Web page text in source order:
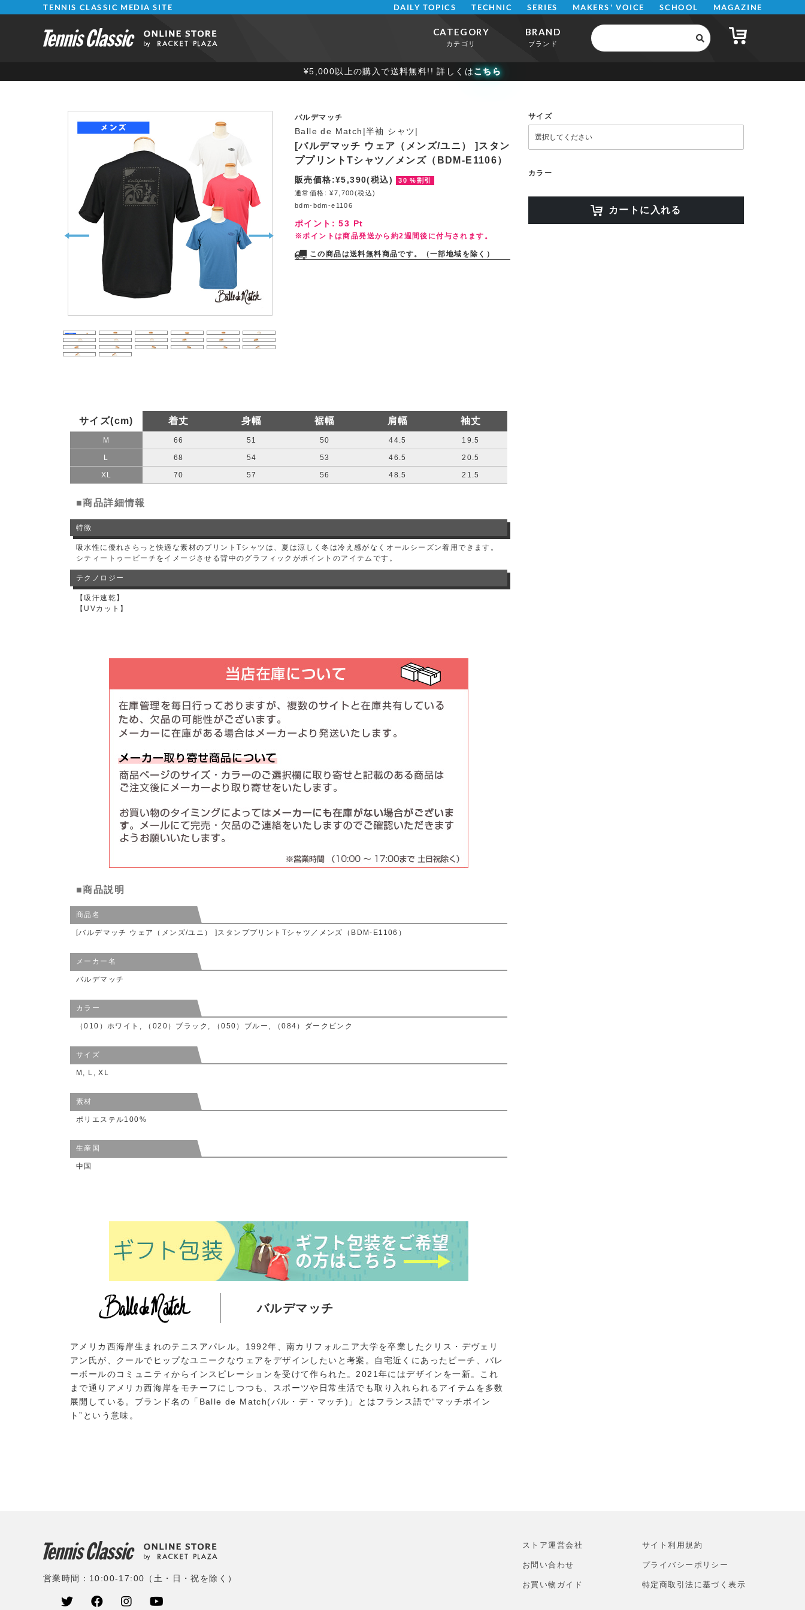
¥5,000以上の購入で送料無料!! 詳しくはこちら
TENNIS CLASSIC MEDIA SITE DAILY TOPICS TECHNIC SERIES MAKERS' VOICE SCHOOL MAGAZINE
CATEGORY
カテゴリ
BRAND
ブランド
バルデマッチ
Balle de Match|半袖 シャツ|
[バルデマッチ ウェア（メンズ/ユニ） ]スタン
ププリントTシャツ／メンズ（BDM-E1106）
販売価格:¥5,390(税込)
30 %割引
通常価格: ¥7,700(税込)
bdm-bdm-e1106
ポイント:53 Pt
※ポイントは商品発送から約2週間後に付与されます。
この商品は送料無料商品です。（一部地域を除く）
サイズ
カラー
カートに入れる
サイズ(cm) 着丈 身幅 裾幅 肩幅 袖丈
M 66 51 50 44.5 19.5
L 68 54 53 46.5 20.5
XL 70 57 56 48.5 21.5
■商品詳細情報
特徴
吸水性に優れさらっと快適な素材のプリントTシャツは、夏は涼しく冬は冷え感がなくオールシーズン着用できます。
シティートゥービーチをイメージさせる背中のグラフィックがポイントのアイテムです。
テクノロジー
【吸汗速乾】
【UVカット】
■商品説明
商品名
[バルデマッチ ウェア（メンズ/ユニ） ]スタンププリントTシャツ／メンズ（BDM-E1106）
メーカー名
バルデマッチ
カラー
（010）ホワイト, （020）ブラック, （050）ブルー, （084）ダークピンク
サイズ
M, L, XL
素材
ポリエステル100%
生産国
中国
バルデマッチ
アメリカ西海岸生まれのテニスアパレル。1992年、南カリフォルニア大学を卒業したクリス・デヴェリ
アン氏が、クールでヒップなユニークなウェアをデザインしたいと考案。自宅近くにあったビーチ、バレ
ーボールのコミュニティからインスピレーションを受けて作られた。2021年にはデザインを一新。これ
まで通りアメリカ西海岸をモチーフにしつつも、スポーツや日常生活でも取り入れられるアイテムを多数
展開している。ブランド名の「Balle de Match(バル・デ・マッチ)」とはフランス語で“マッチポイン
ト”という意味。
営業時間：10:00-17:00（土・日・祝を除く）
ストア運営会社 サイト利⽤規約
お問い合わせ プライバシーポリシー
お買い物ガイド 特定商取引法に基づく表示